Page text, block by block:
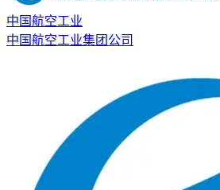
中国航空工业
中国航空工业集团公司